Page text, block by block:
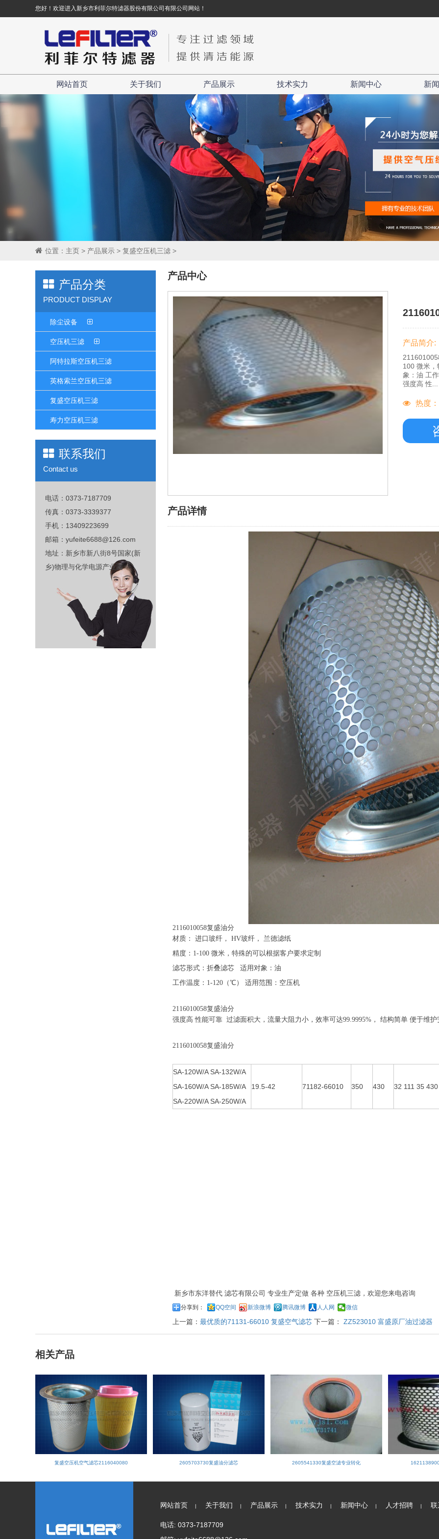
您好！欢迎进入新乡市利菲尔特滤器股份有限公司有限公司网站！
网站首页 关于我们 产品展示 技术实力 新闻中心 新
位置： 主页 > 产品展示 > 复盛空压机三滤 >
产品分类
PRODUCT DISPLAY
除尘设备
空压机三滤
阿特拉斯空压机三滤
英格索兰空压机三滤
复盛空压机三滤
寿力空压机三滤
联系我们
Contact us
电话：0373-7187709
传真：0373-3339377
手机：13409223699
邮箱：yufeite6688@126.com
地址：新乡市新八街8号国家(新
乡)物理与化学电源产业园
产品中心
产品简介:
100 微米
象：油 工
强度高 性...
热度：
产品详情
2116010058复盛油分
材质： 进口玻纤， HV玻纤， 兰德滤纸
精度：1-100 微米，特殊的可以根据客户要求定制
滤芯形式：折叠滤芯
适用对象：油
工作温度：1-120（℃） 适用范围：空压机
2116010058复盛油分
强度高 性能可靠 过滤面积大，流量大阻力小，效率可达99.9995%， 结构简单 便于维护
2116010058复盛油分
SA-120W/A SA-132W/A
SA-160W/A SA-185W/A
SA-220W/A SA-250W/A
19.5-42 71182-66010 350 430 32 111 35 430
新乡市东洋替代 滤芯有限公司 专业生产定做 各种 空压机三滤，欢迎您来电咨询
分享到： QQ空间 新浪微博 腾讯微博 人人网 微信
上一篇： 最优质的71131-66010 复盛空气滤芯 下一篇： ZZ523010 富盛原厂油过滤器
相关产品
复盛空压机空气滤芯2116040080 2605703730复盛油分滤芯 2605541330复盛空滤专业转化
网站首页 | 关于我们 | 产品展示 | 技术实力 | 新闻中心 | 人才招聘 | 联
电话: 0373-7187709